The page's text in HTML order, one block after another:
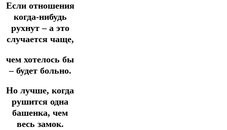
Если отношения
когда-нибудь
рухнут – а это
случается чаще,
чем хотелось бы
– будет больно.
Но лучше, когда
рушится одна
башенка, чем
весь замок.